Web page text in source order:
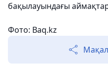
бақылауындағы
Фото: Baq.kz